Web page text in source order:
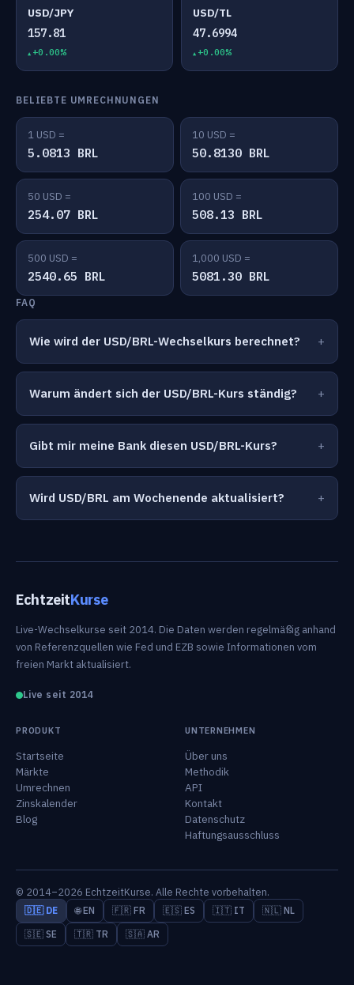
USD/JPY
157.81
+0.00%
USD/TL
47.6994
+0.00%
BELIEBTE UMRECHNUNGEN
1 USD =
5.0813 BRL
10 USD =
50.8130 BRL
50 USD =
254.07 BRL
100 USD =
508.13 BRL
500 USD =
2540.65 BRL
1,000 USD =
5081.30 BRL
FAQ
Wie wird der USD/BRL-Wechselkurs berechnet?
Warum ändert sich der USD/BRL-Kurs ständig?
Gibt mir meine Bank diesen USD/BRL-Kurs?
Wird USD/BRL am Wochenende aktualisiert?
EchtzeitKurse
Live-Wechselkurse seit 2014. Die Daten werden regelmäßig anhand
von Referenzquellen wie Fed und EZB sowie Informationen vom
freien Markt aktualisiert.
Live seit 2014
PRODUKT
Startseite
Märkte
Umrechnen
Zinskalender
Blog
UNTERNEHMEN
Über uns
Methodik
API
Kontakt
Datenschutz
Haftungsausschluss
© 2014–2026 EchtzeitKurse. Alle Rechte vorbehalten.
🇩🇪 DE 🌐 EN 🇫🇷 FR 🇪🇸 ES 🇮🇹 IT
🇳🇱 NL
🇸🇪 SE
🇹🇷 TR 🇸🇦 AR